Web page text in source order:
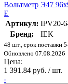
Вольтметр Э47
E
Артикул: IPV20-
Бренд:
IEK
48 шт., срок поставки
Обновлено 07.08.2026
Цена:
1 391.84 руб. / шт.
-